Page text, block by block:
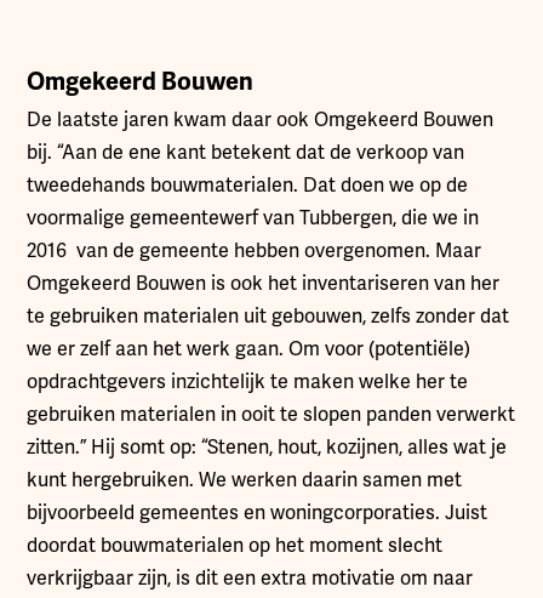
Omgekeerd Bouwen
De laatste jaren kwam daar ook Omgekeerd Bouwen
bij. “Aan de ene kant betekent dat de verkoop van
tweedehands bouwmaterialen. Dat doen we op de
voormalige gemeentewerf van Tubbergen, die we in
2016 van de gemeente hebben overgenomen. Maar
Omgekeerd Bouwen is ook het inventariseren van her
te gebruiken materialen uit gebouwen, zelfs zonder dat
we er zelf aan het werk gaan. Om voor (potentiële)
opdrachtgevers inzichtelijk te maken welke her te
gebruiken materialen in ooit te slopen panden verwerkt
zitten.” Hij somt op: “Stenen, hout, kozijnen, alles wat je
kunt hergebruiken. We werken daarin samen met
bijvoorbeeld gemeentes en woningcorporaties. Juist
doordat bouwmaterialen op het moment slecht
verkrijgbaar zijn, is dit een extra motivatie om naar